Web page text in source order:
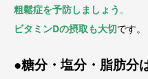
粗鬆症を予防しましょう 。
ビタミンDの摂取も大切です。
●糖分・塩分・脂肪分